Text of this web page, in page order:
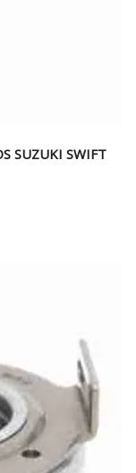
SUZUKI SWIFT